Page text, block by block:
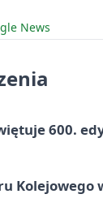
News
600.
Kolejowego